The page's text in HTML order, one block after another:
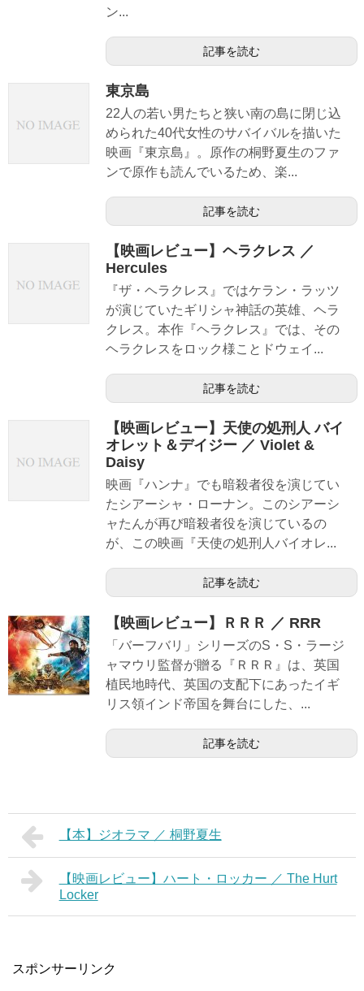
ン...
記事を読む
東京島
22人の若い男たちと狭い南の島に閉じ込
められた40代女性のサバイバルを描いた
映画『東京島』。原作の桐野夏生のファ
ンで原作も読んでいるため、楽...
記事を読む
【映画レビュー】ヘラクレス ／
Hercules
『ザ・ヘラクレス』ではケラン・ラッツ
が演じていたギリシャ神話の英雄、ヘラ
クレス。本作『ヘラクレス』では、その
ヘラクレスをロック様ことドウェイ...
記事を読む
【映画レビュー】天使の処刑人 バイ
オレット＆デイジー ／ Violet &
Daisy
映画『ハンナ』でも暗殺者役を演じてい
たシアーシャ・ローナン。このシアーシ
ャたんが再び暗殺者役を演じているの
が、この映画『天使の処刑人バイオレ...
記事を読む
【映画レビュー】ＲＲＲ ／ RRR
「バーフバリ」シリーズのS・S・ラージ
ャマウリ監督が贈る『ＲＲＲ』は、英国
植民地時代、英国の支配下にあったイギ
リス領インド帝国を舞台にした、...
記事を読む
【本】ジオラマ ／ 桐野夏生
【映画レビュー】ハート・ロッカー ／ The Hurt
Locker
スポンサーリンク